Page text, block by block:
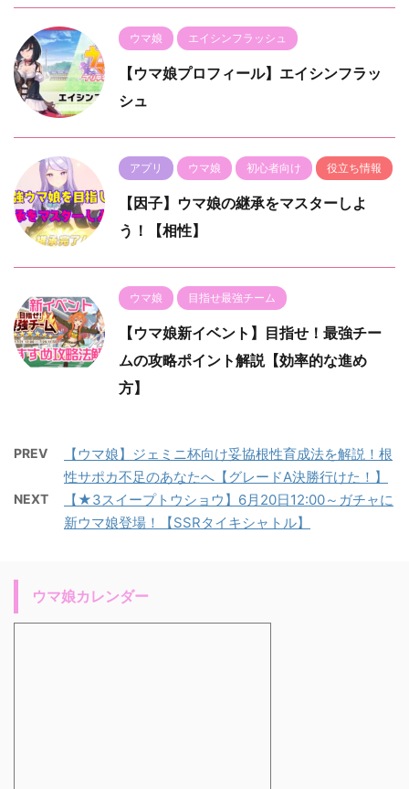
ウマ娘 エイシンフラッシュ
【ウマ娘プロフィール】エイシンフラッ
シュ
アプリ ウマ娘 初心者向け 役立ち情報
【因子】ウマ娘の継承をマスターしよ
う！【相性】
ウマ娘 目指せ最強チーム
【ウマ娘新イベント】目指せ！最強チー
ムの攻略ポイント解説【効率的な進め
方】
PREV
【ウマ娘】ジェミニ杯向け妥協根性育成法を解説！根
性サポカ不足のあなたへ【グレードA決勝行けた！】
NEXT
【★3スイープトウショウ】6月20日12:00～ガチャに
新ウマ娘登場！【SSRタイキシャトル】
ウマ娘カレンダー